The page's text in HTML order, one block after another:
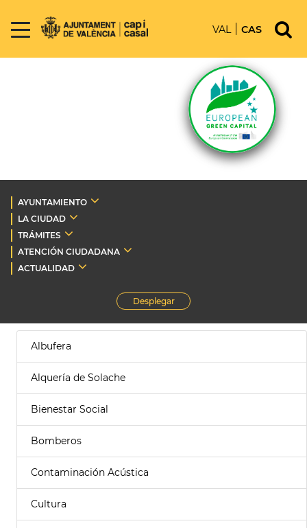
VAL CAS
AYUNTAMIENTO
LA CIUDAD
TRÁMITES
ATENCIÓN CIUDADANA
ACTUALIDAD
Desplegar
Albufera
Alquería de Solache
Bienestar Social
Bomberos
Contaminación Acústica
Cultura